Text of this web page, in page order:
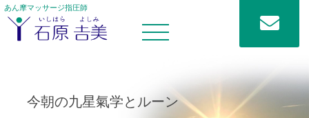
あん摩マッサージ指圧師
今朝の九星氣学とルーン